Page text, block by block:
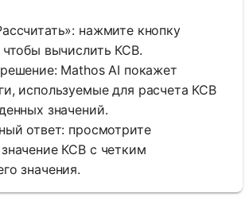
нажмите кнопку
чтобы вычислить КСВ.
Mathos AI покажет
используемые для расчета КСВ
значений.
ответ: просмотрите
КСВ с четким
значения.